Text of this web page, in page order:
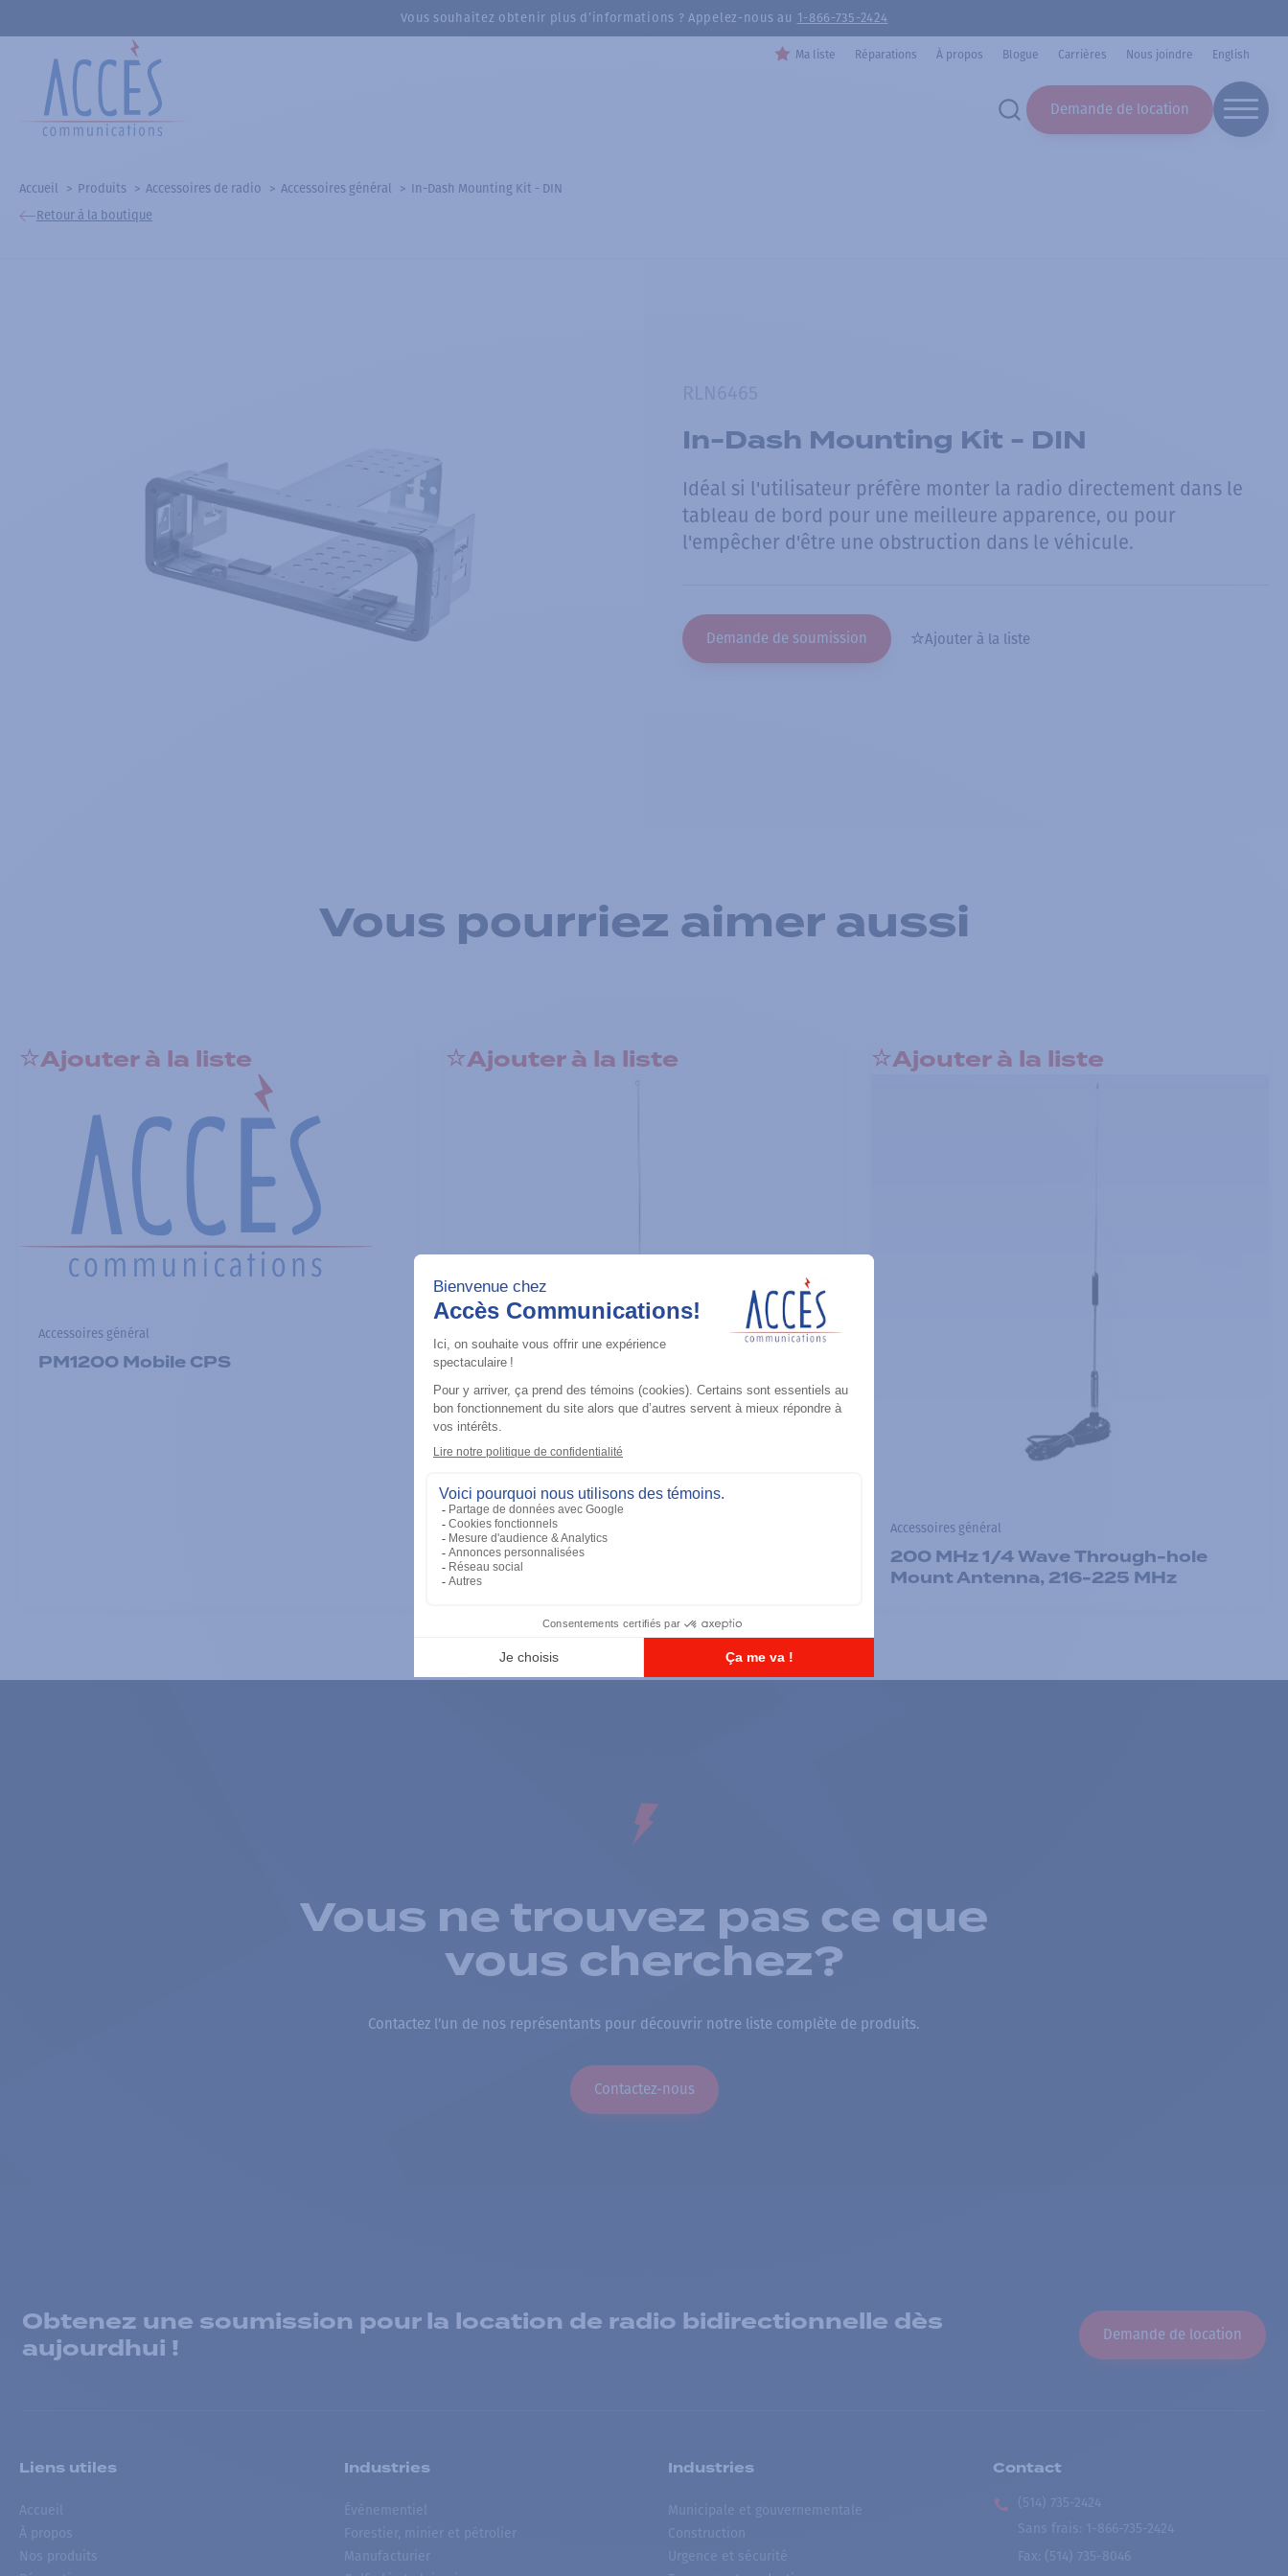
Vous souhaitez obtenir plus d’informations ? Appelez-nous au 1-866-735-2424
Ma liste Réparations À propos Blogue Carrières Nous joindre English
Demande de location
Accueil Produits Accessoires de radio Accessoires général
In-Dash Mounting Kit - DIN
Retour à la boutique
In-Dash Mounting Kit - DIN
Idéal si l'utilisateur préfère monter la radio directement dans le
tableau de bord pour une meilleure apparence, ou pour
l'empêcher d'être une obstruction dans le véhicule.
Demande de soumission Ajouter à la liste
Vous pourriez aimer aussi
Ajouter à la liste
Accessoires général
PM1200 Mobile CPS
Ajouter à la liste
Accessoires général
UHF 3.5dB Gain Through-hole Mount
Antenna, 470-494 MHz
Ajouter à la liste
Accessoires général
200 MHz 1/4 Wave Through-hole
Mount Antenna, 216-225 MHz
Vous ne trouvez pas ce que
vous cherchez?
Contactez l’un de nos représentants pour découvrir notre liste complète de produits.
Contactez-nous
Obtenez une soumission pour la location de radio bidirectionnelle dès
aujourdhui !
Demande de location
Liens utiles
Accueil
À propos
Nos produits
Industries
Événementiel
Forestier, minier et pétrolier
Manufacturier
Industries
Municipale et gouvernementale
Construction
Urgence et sécurité
Contact
(514) 735-2424
Sans frais
1-866-735-2424
Fax: (514) 735-8046